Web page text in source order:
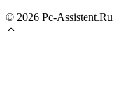
© 2026 Pc-Assistent.Ru